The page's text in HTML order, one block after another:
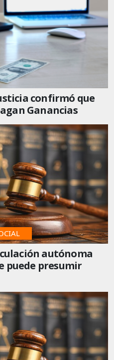
confirmó que
Ganancias
autónoma
puede presumir